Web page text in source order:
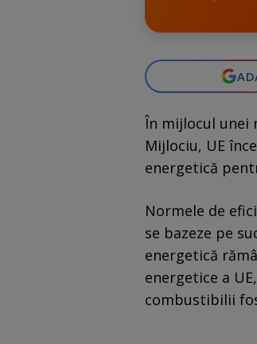
În mijlocul unei
Mijlociu, UE
energetică
Normele de
se bazeze pe
energetică
energetice a
combustibilii